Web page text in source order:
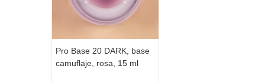
Pro Base 20 DARK, base
camuflaje, rosa, 15 ml